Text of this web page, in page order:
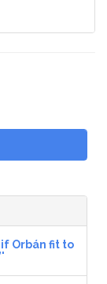
Orbán fit to